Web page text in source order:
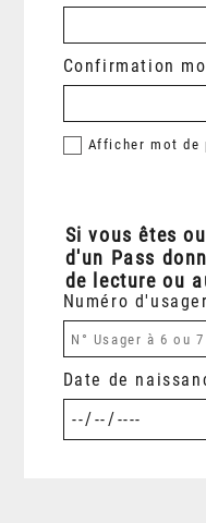
Confirmation
Afficher mot de
Si vous êtes
d'un Pass
de lecture ou
Numéro d'usager
Date de